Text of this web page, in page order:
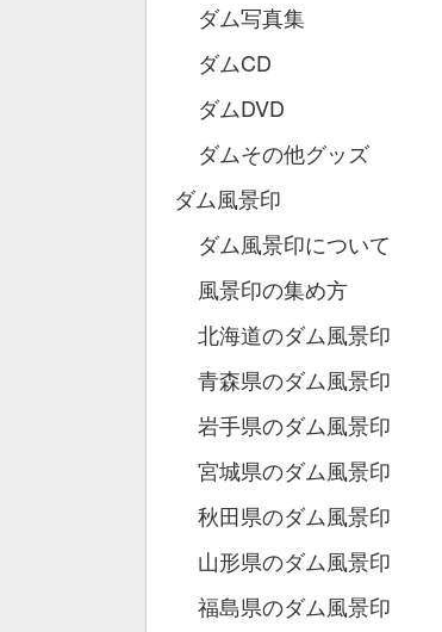
ダム写真集
ダムCD
ダムDVD
ダムその他グッズ
ダム風景印
ダム風景印について
風景印の集め方
北海道のダム風景印
青森県のダム風景印
岩手県のダム風景印
宮城県のダム風景印
秋田県のダム風景印
山形県のダム風景印
福島県のダム風景印